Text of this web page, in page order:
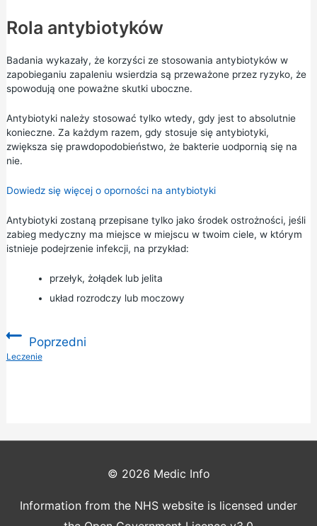
Rola antybiotyków
Badania wykazały, że korzyści ze stosowania antybiotyków w
zapobieganiu zapaleniu wsierdzia są przeważone przez ryzyko, że
spowodują one poważne skutki uboczne.
Antybiotyki należy stosować tylko wtedy, gdy jest to absolutnie
konieczne. Za każdym razem, gdy stosuje się antybiotyki,
zwiększa się prawdopodobieństwo, że bakterie uodpornią się na
nie.
Dowiedz się więcej o oporności na antybiotyki
Antybiotyki zostaną przepisane tylko jako środek ostrożności, jeśli
zabieg medyczny ma miejsce w miejscu w twoim ciele, w którym
istnieje podejrzenie infekcji, na przykład:
przełyk, żołądek lub jelita
układ rozrodczy lub moczowy
Poprzedni
:Leczenie
© 2026 Medic Info
Information from the NHS website is licensed under